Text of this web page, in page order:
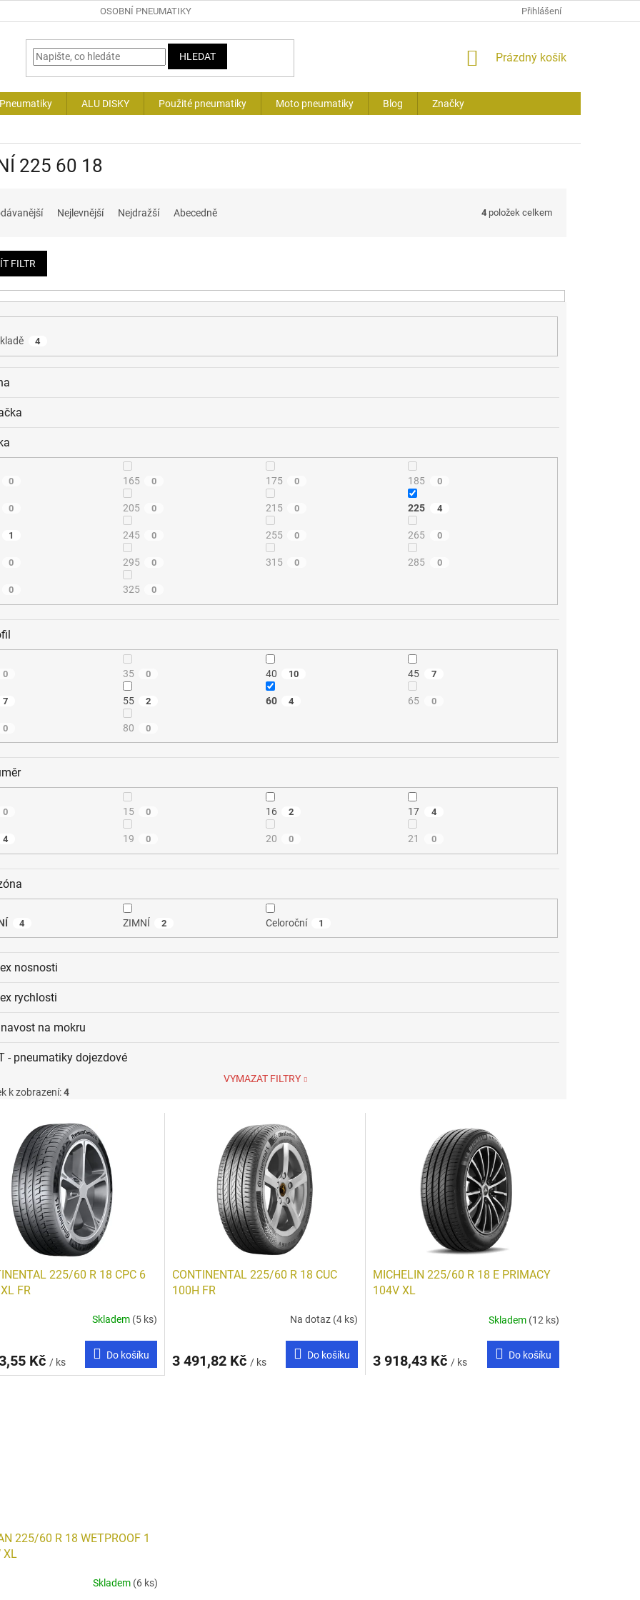
OSOBNÍ PNEUMATIKY Přihlášení
HLEDAT
NÁKUPNÍ
Prázdný košík
ALU DISKY Použité pneumatiky Moto pneumatiky Blog Značky
225 60 18
Nejlevnější Nejdražší Abecedně 4 položek celkem
FILTR
4
0 165 0 175 0 185 0
0 205 0 215 0 225 4
1 245 0 255 0 265 0
0 295 0 315 0 285 0
0 325 0
0 35 0 40 10 45 7
7 55 2 60 4 65 0
0 80 0
0 15 0 16 2 17 4
4 19 0 20 0 21 0
4 ZIMNÍ 2 Celoroční 1
nosnosti
rychlosti
na mokru
- pneumatiky dojezdové
VYMAZAT FILTRY
k zobrazení:4
225/60 R 18 CPC 6
FR
Skladem (5 ks)
Kč / ks
Do košíku
CONTINENTAL 225/60 R 18 CUC
100H FR
Na dotaz (4 ks)
3 491,82 Kč / ks
Do košíku
MICHELIN 225/60 R 18 E PRIMACY
104V XL
Skladem (12 ks)
3 918,43 Kč / ks
Do košíku
225/60 R 18 WETPROOF 1
XL
Skladem (6 ks)